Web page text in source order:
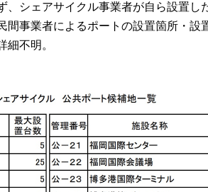
、シェアサイクル事業者が自ら設置し
間事業者によるポートの設置箇所・設
細不明。